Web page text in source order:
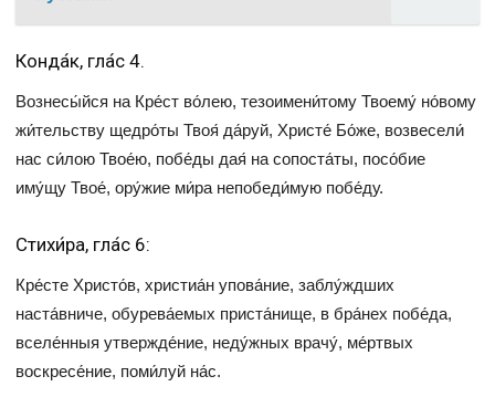
Конда́к, гла́с 4.
Вознесы́йся на Кре́ст во́лею, тезоимени́тому Твоему́ но́вому
жи́тельству щедро́ты Твоя́ да́руй, Христе́ Бо́же, возвесели́
нас си́лою Твое́ю, побе́ды дая́ на сопоста́ты, посо́бие
иму́щу Твое́, ору́жие ми́ра непобеди́мую побе́ду.
Стихи́ра, гла́с 6:
Кре́сте Христо́в, христиа́н упова́ние, заблу́ждших
наста́вниче, обурева́емых приста́нище, в бра́нех побе́да,
вселе́нныя утвержде́ние, неду́жных врачу́, ме́ртвых
воскресе́ние, поми́луй на́с.